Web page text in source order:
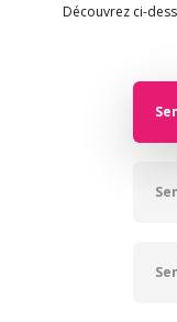
Découvrez ci-